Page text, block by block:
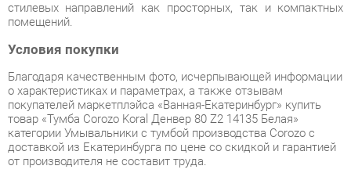
Благодаря качественным фото, исчерпывающей информации
о характеристиках и параметрах, а также отзывам
покупателей маркетплэйса «Ванная-Екатеринбург» купить
товар «Тумба Corozo Koral Денвер 80 Z2 14135 Белая»
категории Умывальники с тумбой производства Corozo с
доставкой из Екатеринбурга по цене со скидкой и гарантией
от производителя не составит труда.
Мы отправляем заказы в доставку ежедневно. Товары из
ассортимента в наличии на складе в Екатеринбурге вы
получите не позднее48-ми часовс момента оформления
заказа. Дополнительно вы можете заказать подъём на этаж